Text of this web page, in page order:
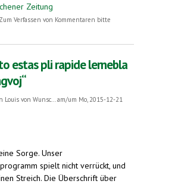
Zeitung
Esperanto: Sprache, aber auch
Zum Verfassen von Kommentaren bitte
estas pli rapide lernebla
Louis von Wunsc...
am/um Mo, 2015-12-21
Sorge. Unser
spielt nicht verrückt, und
Streich. Die Überschrift über